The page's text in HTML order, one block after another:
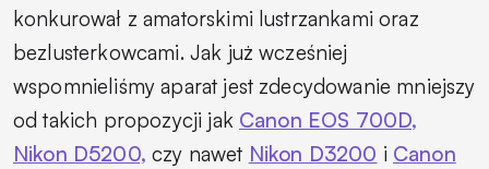
konkurował z amatorskimi lustrzankami oraz
bezlusterkowcami. Jak już wcześniej
wspomnieliśmy aparat jest zdecydowanie mniejszy
od takich propozycji jak Canon EOS 700D,
Nikon D5200, czy nawet Nikon D3200 i Canon